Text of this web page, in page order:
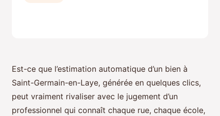
Est-ce que l’estimation automatique d’un bien à
Saint-Germain-en-Laye, générée en quelques clics,
peut vraiment rivaliser avec le jugement d’un
professionnel qui connaît chaque rue, chaque école,